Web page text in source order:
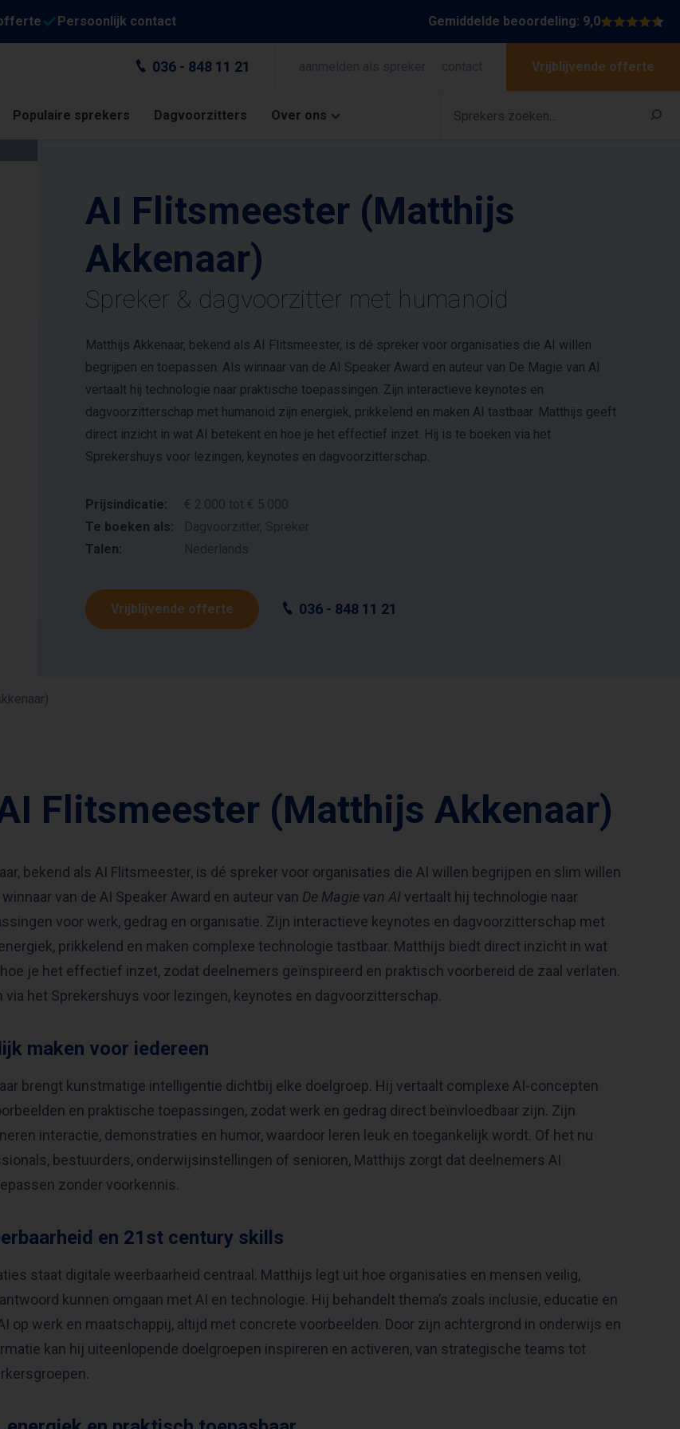
Persoonlijk contact Gemiddelde beoordeling: 9,0
036 - 848 11 21 Vrijblijvende offerte
Populaire sprekers Dagvoorzitters Over ons
AI Flitsmeester (Matthijs
Akkenaar)
Spreker & dagvoorzitter met humanoid
Matthijs Akkenaar, bekend als AI Flitsmeester, is dé spreker voor organisaties die AI willen
begrijpen en toepassen. Als winnaar van de AI Speaker Award en auteur van De Magie van AI
vertaalt hij technologie naar praktische toepassingen. Zijn interactieve keynotes en
dagvoorzitterschap met humanoid zijn energiek, prikkelend en maken AI tastbaar. Matthijs geeft
direct inzicht in wat AI betekent en hoe je het effectief inzet. Hij is te boeken via het
Sprekershuys voor lezingen, keynotes en dagvoorzitterschap.
Prijsindicatie:
Te boeken als:
Talen:
Vrijblijvende offerte 036 - 848 11 21
Flitsmeester (Matthijs Akkenaar)
bekend als AI Flitsmeester, is dé spreker voor organisaties die AI willen begrijpen en slim willen
van de AI Speaker Award en auteur van De Magie van AI vertaalt hij technologie naar
voor werk, gedrag en organisatie. Zijn interactieve keynotes en dagvoorzitterschap met
prikkelend en maken complexe technologie tastbaar. Matthijs biedt direct inzicht in wat
je het effectief inzet, zodat deelnemers geïnspireerd en praktisch voorbereid de zaal verlaten.
via het Sprekershuys voor lezingen, keynotes en dagvoorzitterschap.
maken voor iedereen
brengt kunstmatige intelligentie dichtbij elke doelgroep. Hij vertaalt complexe AI-concepten
en praktische toepassingen, zodat werk en gedrag direct beïnvloedbaar zijn. Zijn
interactie, demonstraties en humor, waardoor leren leuk en toegankelijk wordt. Of het nu
bestuurders, onderwijsinstellingen of senioren, Matthijs zorgt dat deelnemers AI
zonder voorkennis.
en 21st century skills
staat digitale weerbaarheid centraal. Matthijs legt uit hoe organisaties en mensen veilig,
kunnen omgaan met AI en technologie. Hij behandelt thema’s zoals inclusie, educatie en
op werk en maatschappij, altijd met concrete voorbeelden. Door zijn achtergrond in onderwijs en
kan hij uiteenlopende doelgroepen inspireren en activeren, van strategische teams tot